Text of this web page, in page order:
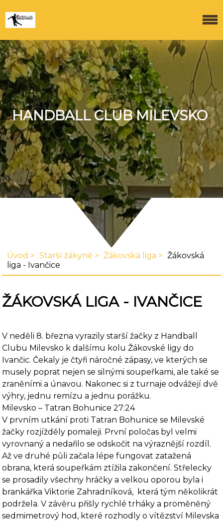
HANDBALL CLUB MILEVSKO
Úvod Starší žákyně Žákovská liga
Žákovská
liga - Ivančice
ŽÁKOVSKÁ LIGA - IVANČICE
V neděli 8. března vyrazily starší žačky z Handball
Clubu Milevsko k dalšímu kolu Žákovské ligy do
Ivančic. Čekaly je čtyři náročné zápasy, ve kterých se
musely poprat nejen se silnými soupeřkami, ale také se
zraněními a únavou. Nakonec si z turnaje odvážejí dvě
výhry, jednu remízu a jednu porážku.
Milevsko – Tatran Bohunice 27:24
V prvním utkání proti Tatran Bohunice se Milevské
žačky rozjížděly pomaleji. První poločas byl velmi
vyrovnaný a nedařilo se odskočit na výraznější rozdíl.
Až ve druhé půli začala lépe fungovat zatažená
obrana, která soupeřkám ztížila zakončení. Střelecky
se prosadily všechny hráčky a velkou oporou byla i
brankářka Viktorie Zahradníková, která tým několikrát
podržela. V závěru přišly rychlé trháky a proměněný
sedmimetrový hod, které rozhodly o vítězství Milevska